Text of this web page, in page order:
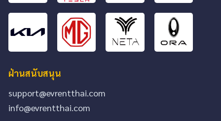
ฝ่านสนับสนุน
support@evrentthai.com
info@evrentthai.com